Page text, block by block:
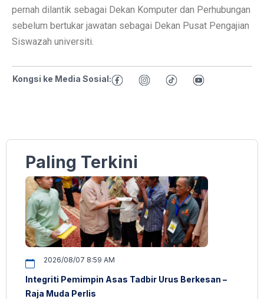
pernah dilantik sebagai Dekan Komputer dan Perhubungan
sebelum bertukar jawatan sebagai Dekan Pusat Pengajian
Siswazah universiti.
Kongsi ke Media Sosial:
Paling Terkini
2026/08/07 8:59 AM
Integriti Pemimpin Asas Tadbir Urus Berkesan –
Raja Muda Perlis